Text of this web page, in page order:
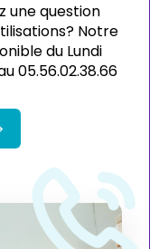
une question
Notre
du Lundi
05.56.02.38.66